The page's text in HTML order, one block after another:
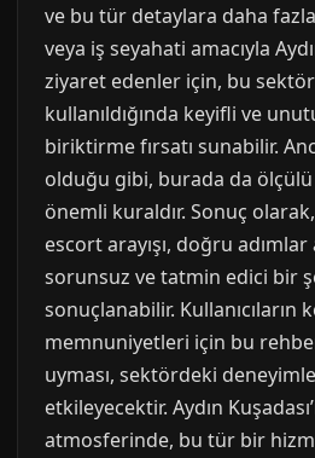
ve bu tür detaylara daha
veya iş seyahati amacıyla
ziyaret edenler için, bu
kullanıldığında keyifli ve
biriktirme fırsatı sunabilir.
olduğu gibi, burada da
önemli kuraldır. Sonuç olarak,
escort arayışı, doğru adımlar
sorunsuz ve tatmin edici bir
sonuçlanabilir. Kullanıcıların
memnuniyetleri için bu
uyması, sektördeki
etkileyecektir. Aydın
atmosferinde, bu tür bir